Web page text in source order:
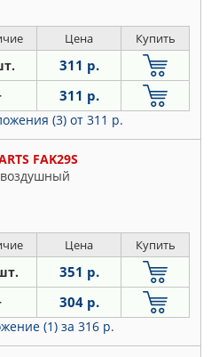
Цена Купить
311 р.
311 р.
(3) от 311 р.
FAK29S
Цена Купить
351 р.
304 р.
(1) за 316 р.